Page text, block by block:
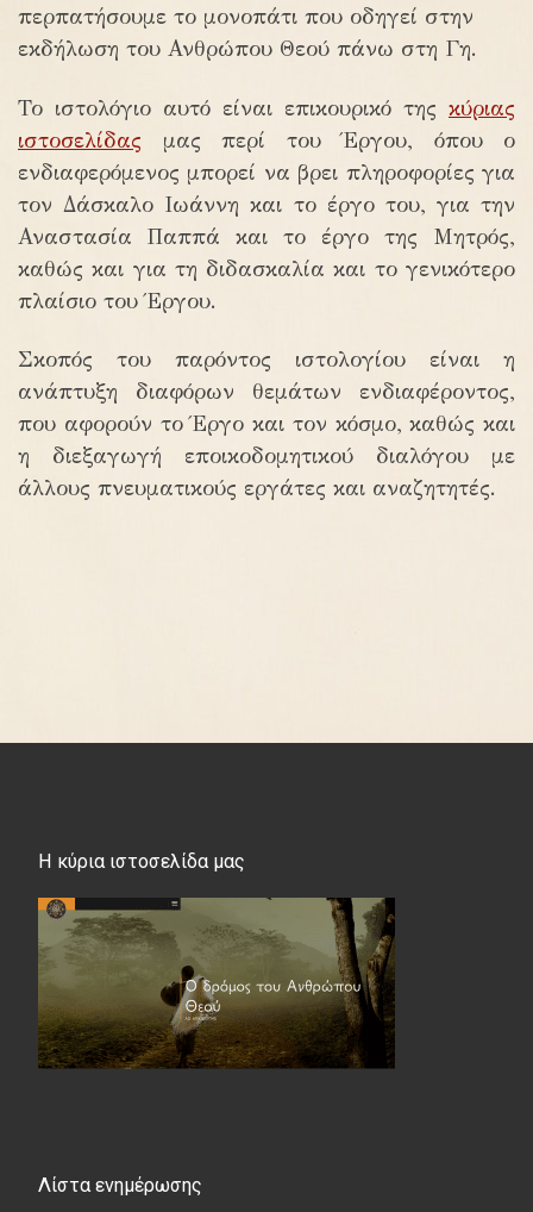
περπατήσουμε το μονοπάτι που οδηγεί στην
εκδήλωση του Ανθρώπου Θεού πάνω στη Γη.
Το ιστολόγιο αυτό είναι επικουρικό της κύριας
ιστοσελίδας μας περί του Έργου, όπου ο
ενδιαφερόμενος μπορεί να βρει πληροφορίες για
τον Δάσκαλο Ιωάννη και το έργο του, για την
Αναστασία Παππά και το έργο της Μητρός,
καθώς και για τη διδασκαλία και το γενικότερο
πλαίσιο του Έργου.
Σκοπός του παρόντος ιστολογίου είναι η
ανάπτυξη διαφόρων θεμάτων ενδιαφέροντος,
που αφορούν το Έργο και τον κόσμο, καθώς και
η διεξαγωγή εποικοδομητικού διαλόγου με
άλλους πνευματικούς εργάτες και αναζητητές.
Η κύρια ιστοσελίδα μας
Λίστα ενημέρωσης